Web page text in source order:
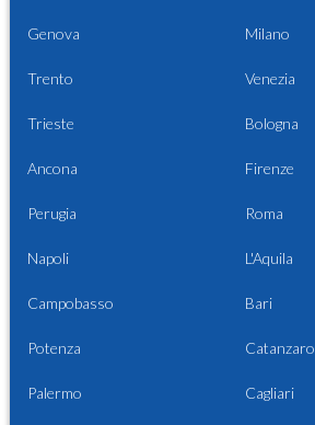
Genova Milano
Trento Venezia
Trieste Bologna
Ancona Firenze
Perugia Roma
Napoli L'Aquila
Campobasso Bari
Potenza Catanzaro
Palermo Cagliari